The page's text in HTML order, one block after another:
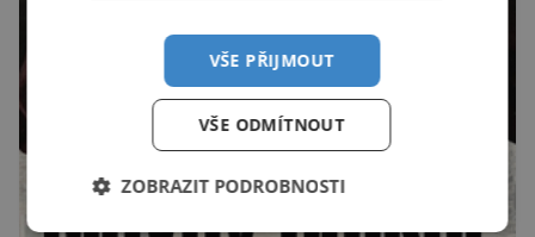
VŠE PŘIJMOUT
VŠE ODMÍTNOUT
ZOBRAZIT PODROBNOSTI